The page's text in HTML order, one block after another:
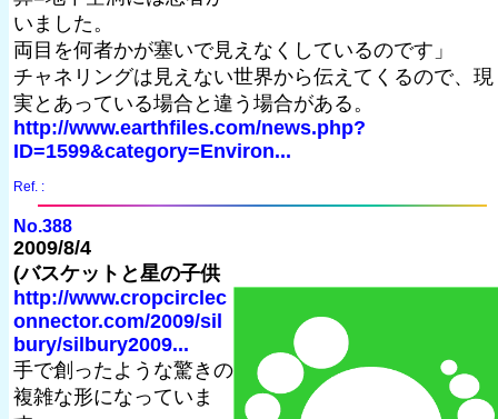
いました。
両目を何者かが塞いで見えなくしているのです」
チャネリングは見えない世界から伝えてくるので、現
実とあっている場合と違う場合がある。
http://www.earthfiles.com/news.php?
ID=1599&category=Environ...
Ref. :
No.388
2009/8/4
(バスケットと星の子供
http://www.cropcirclec
onnector.com/2009/sil
bury/silbury2009...
手で創ったような驚きの
複雑な形になっていま